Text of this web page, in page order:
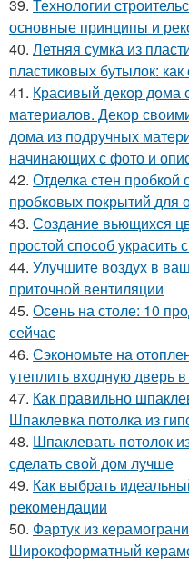
39. Технологии
основные принципы и
40. Летняя сумка из
пластиковых бутылок:
41. Красивый декор дома
материалов. Декор
дома из подручных
начинающих с фото и
42. Отделка стен
пробковых покрытий для
43. Создание вьющихся
простой способ украсить
44. Улучшите воздух в
приточной вентиляции
45. Осень на столе: 10
сейчас
46. Сэкономьте на
утеплить входную дверь
47. Как правильно
Шпаклевка потолка из
48. Шпаклевать потолок
сделать свой дом лучше
49. Как выбрать
рекомендации
50. Фартук из
Широкоформатный